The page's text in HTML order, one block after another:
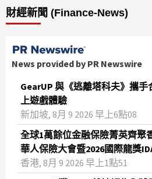
財經新聞 (Finance-News)
News provided by PR Newswire
GearUP 與《逃離塔科夫》攜
上遊戲體驗
新加坡, 8月 9 2026 早上6點08
全球1萬餘位金融保險菁英齊聚
華人保險大會暨2026國際龍獎
香港, 8月 9 2026 早上1點51